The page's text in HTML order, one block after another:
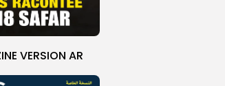
VERSION AR